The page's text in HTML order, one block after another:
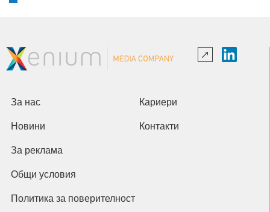
За нас Кариери
Новини Контакти
За реклама
Общи условия
Политика за поверителност